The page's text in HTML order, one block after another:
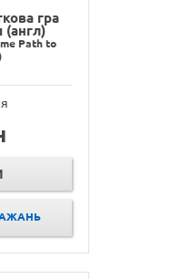
гра
(англ)
Path to